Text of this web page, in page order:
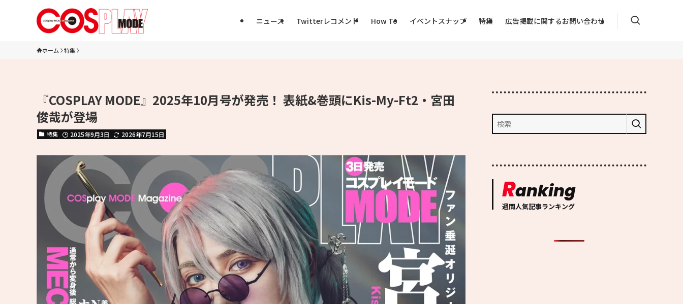
ニュース Twitterレコメンド How To イベントスナップ 特集 広告掲載に関するお問い合わせ
ホーム 特集
『COSPLAY MODE』2025年10月号が発売！ 表紙&巻頭にKis-My-Ft2・宮田
俊哉が登場
特集 2025年9月3日 2026年7月15日
Ranking
週間人気記事ランキング